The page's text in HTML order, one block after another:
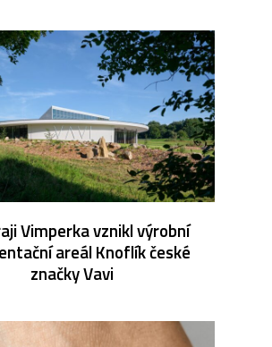
Vimperka vznikl výrobní
areál Knoflík české
značky Vavi